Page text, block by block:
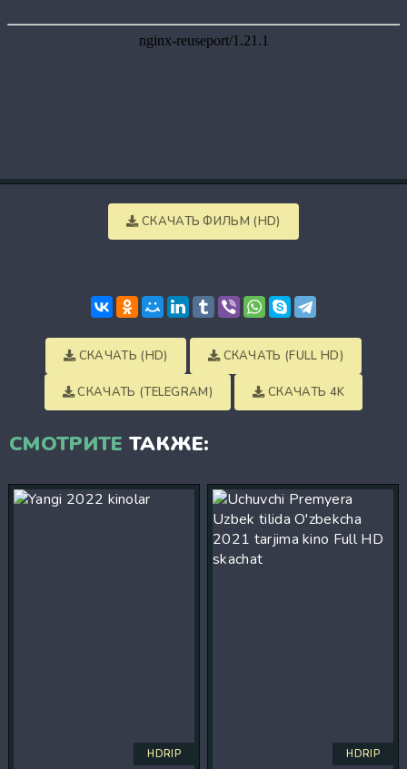
СКАЧАТЬ ФИЛЬМ (HD)
СКАЧАТЬ (HD) СКАЧАТЬ (FULL HD)
СКАЧАТЬ (TELEGRAM) СКАЧАТЬ 4K
СМОТРИТЕ ТАКЖЕ:
HDRIP HDRIP